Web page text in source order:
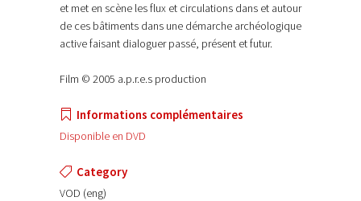
et met en scène les flux et circulations dans et autour
de ces bâtiments dans une démarche archéologique
active faisant dialoguer passé, présent et futur.
Film © 2005 a.p.r.e.s production
Informations complémentaires
Disponible en DVD
Category
VOD (eng)